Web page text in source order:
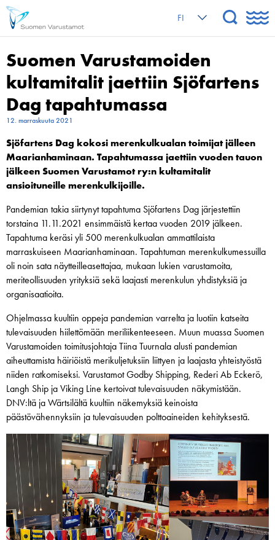
FI
Suomen Varustamoiden
kultamitalit jaettiin Sjöfartens
Dag tapahtumassa
12. marraskuuta 2021
Sjöfartens Dag kokosi merenkulkualan toimijat jälleen
Maarianhaminaan. Tapahtumassa jaettiin vuoden tauon
jälkeen Suomen Varustamot ry:n kultamitalit
ansioituneille merenkulkijoille.
Pandemian takia siirtynyt tapahtuma Sjöfartens Dag järjestettiin
torstaina 11.11.2021 ensimmäistä kertaa vuoden 2019 jälkeen.
Tapahtuma keräsi yli 500 merenkulkualan ammattilaista
marraskuiseen Maarianhaminaan. Tapahtuman merenkulkumessuilla
oli noin sata näytteilleasettajaa, mukaan lukien varustamoita,
meriteollisuuden yrityksiä sekä laajasti merenkulun yhdistyksiä ja
organisaatioita.
Ohjelmassa kuultiin oppeja pandemian varrelta ja luotiin katseita
tulevaisuuden hiilettömään meriliikenteeseen. Muun muassa Suomen
Varustamoiden toimitusjohtaja Tiina Tuurnala alusti pandemian
aiheuttamista häiriöistä merikuljetuksiin liittyen ja laajasta yhteistyöstä
niiden ratkomiseksi. Varustamot Godby Shipping, Rederi Ab Eckerö,
Langh Ship ja Viking Line kertoivat tulevaisuuden näkymistään.
DNV:ltä ja Wärtsilältä kuultiin näkemyksiä keinoista
päästövähennyksiin ja tulevaisuuden polttoaineiden kehityksestä.